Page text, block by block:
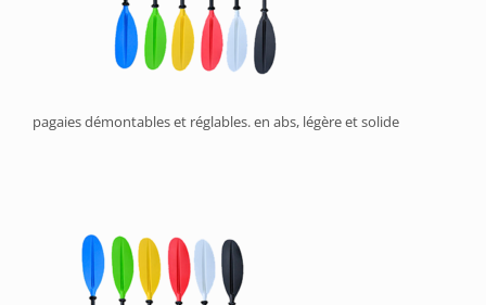
pagaies démontables et réglables. en abs, légère et solide